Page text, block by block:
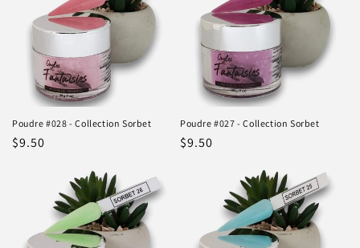
Poudre #028 - Collection Sorbet
Prix
$9.50
Poudre #027 - Collection Sorbet
Prix
$9.50